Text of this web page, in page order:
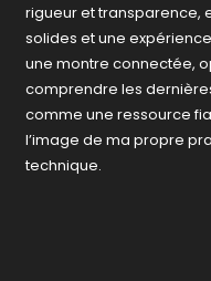
rigueur et transparence,
solides et une
une montre connectée,
comprendre les
comme une ressource
l’image de ma propre
technique.